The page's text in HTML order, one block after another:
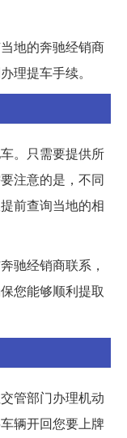
地的奔驰经销商
理提车手续。
。只需要提供所
注意的是，不同
前查询当地的相
驰经销商联系，
您能够顺利提取
管部门办理机动
辆开回您要上牌